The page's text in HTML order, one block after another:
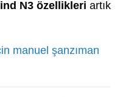
N3 özellikleri artık
manuel şanzıman